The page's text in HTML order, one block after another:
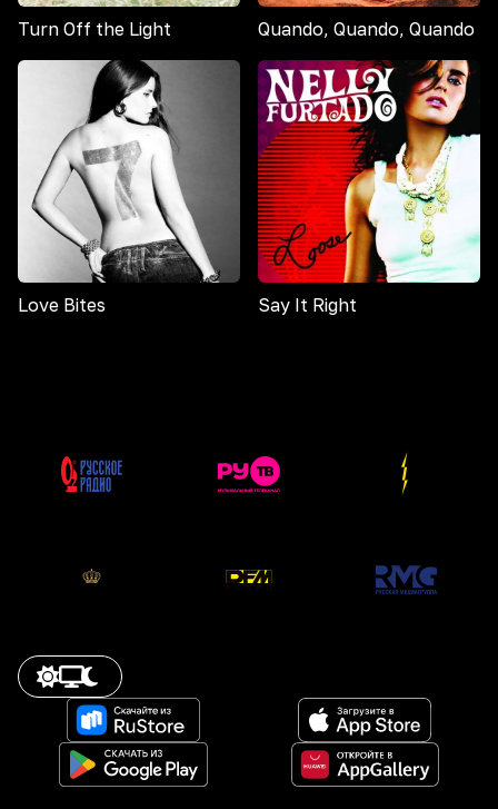
Turn Off the Light Quando, Quando, Quando
Love Bites Say It Right